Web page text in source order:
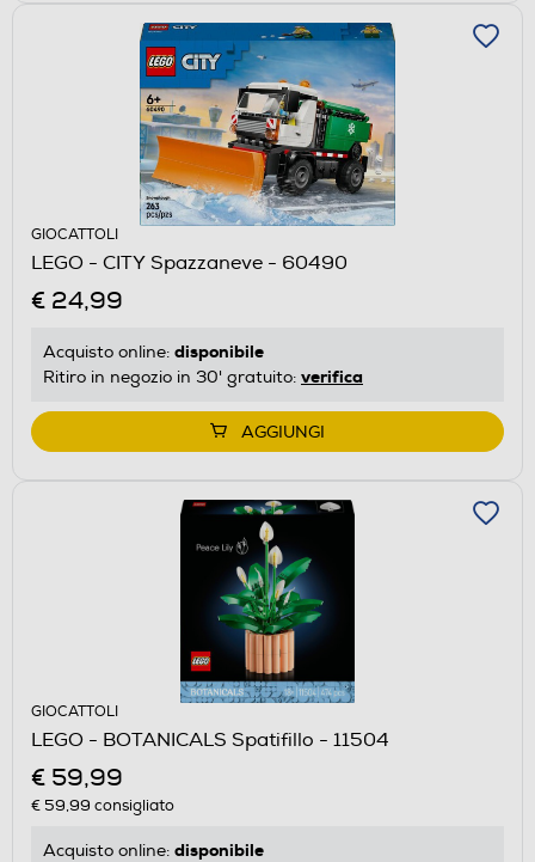
GIOCATTOLI
LEGO - CITY Spazzaneve - 60490
€ 24,99
Acquisto online: disponibile
Ritiro in negozio in 30' gratuito: verifica
AGGIUNGI
GIOCATTOLI
LEGO - BOTANICALS Spatifillo - 11504
€ 59,99
€ 59,99 consigliato
Acquisto online: disponibile